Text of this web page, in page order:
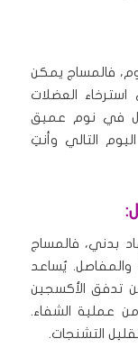
فالمساج يمكن
العضلات
في نوم عميق
التالي وأنتِ
بدني، فالمساج
يُساعد
تدفق الأكسجين
عملية الشفاء.
التشنجات.